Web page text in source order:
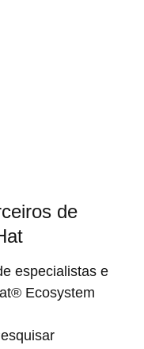
de
especialistas e
Ecosystem